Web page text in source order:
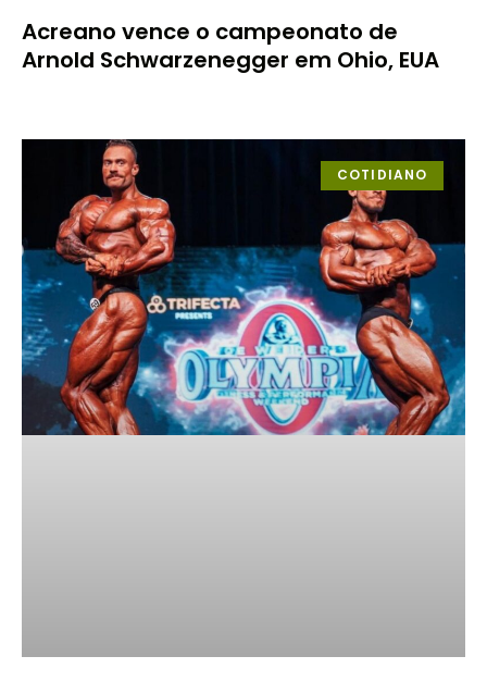
Acreano vence o campeonato de
Arnold Schwarzenegger em Ohio, EUA
COTIDIANO